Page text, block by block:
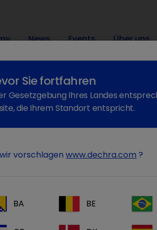
News Events Über uns
Sie fortfahren
Gesetzgebung Ihres Landes
die Ihrem Standort entspricht.
vorschlagenwww.dechra.com ?
BA BE